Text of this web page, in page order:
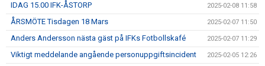
IDAG 15.00 IFK-ÅSTORP 2025-02-08 11:58
ÅRSMÖTE Tisdagen 18 Mars 2025-02-07 11:50
Anders Andersson nästa gäst på IFKs Fotbollskafé 2025-02-07 11:29
Viktigt meddelande angående personuppgiftsincident 2025-02-05 12:26